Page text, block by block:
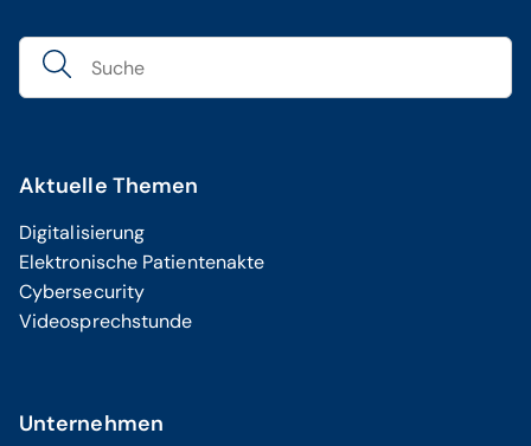
Aktuelle Themen
Digitalisierung
Elektronische Patientenakte
Cybersecurity
Videosprechstunde
Unternehmen